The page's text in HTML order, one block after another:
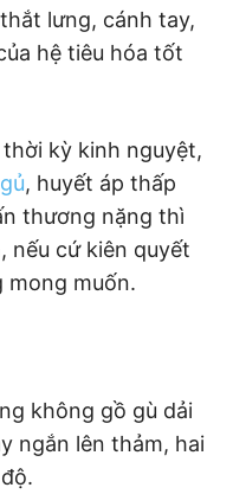
lưng, cánh tay,
hệ tiêu hóa tốt
kỳ kinh nguyệt,
, huyết áp thấp
thương nặng thì
nếu cứ kiên quyết
mong muốn.
không gồ gù dải
ngắn lên thảm, hai